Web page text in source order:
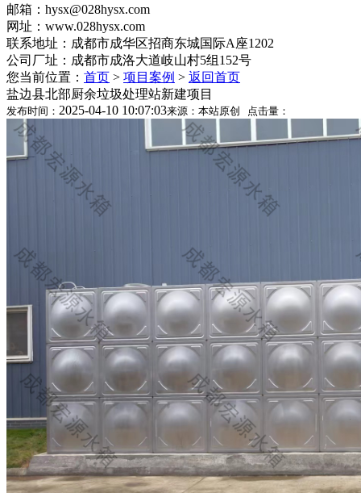
邮箱：hysx@028hysx.com
网址：www.028hysx.com
联系地址：成都市成华区招商东城国际A座1202
公司厂址：成都市成洛大道岐山村5组152号
您当前位置： 首页 > 项目案例 > 返回首页
盐边县北部厨余垃圾处理站新建项目
发布时间： 2025-04-10 10:07:03来源：本站原创 点击量：